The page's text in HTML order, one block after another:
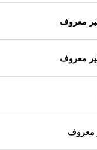
معروف